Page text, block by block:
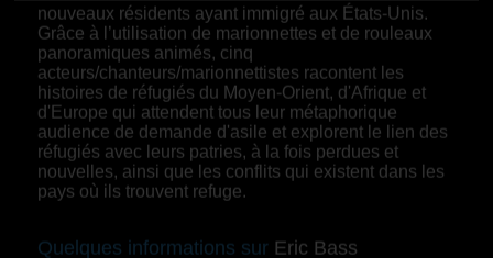
nouveaux résidents ayant immigré aux États-Unis.
Grâce à l’utilisation de marionnettes et de rouleaux
panoramiques animés, cinq
acteurs/chanteurs/marionnettistes racontent les
histoires de réfugiés du Moyen-Orient, d'Afrique et
d'Europe qui attendent tous leur métaphorique
audience de demande d'asile et explorent le lien des
réfugiés avec leurs patries, à la fois perdues et
nouvelles, ainsi que les conflits qui existent dans les
pays où ils trouvent refuge.
Quelques informations sur Eric Bass